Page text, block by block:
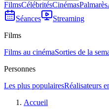
FilmsCélébritésCinémasPalmarès
Séances
Streaming
Films
Films au cinémaSorties de la
Personnes
Les plus populairesRéalisateurs
Accueil